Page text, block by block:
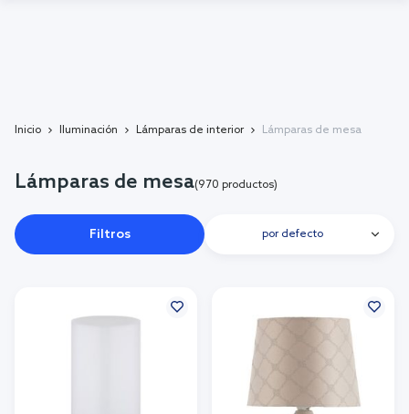
Inicio Iluminación Lámparas de interior Lámparas de mesa
Lámparas de mesa(970 productos)
Filtros por defecto